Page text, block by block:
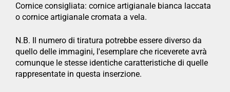
Cornice consigliata: cornice artigianale bianca laccata
o cornice artigianale cromata a vela.
N.B. Il numero di tiratura potrebbe essere diverso da
quello delle immagini, l'esemplare che riceverete avrà
comunque le stesse identiche caratteristiche di quelle
rappresentate in questa inserzione.